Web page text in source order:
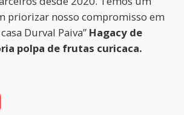
priorizar nosso compromisso em
Durval Paiva” Hagacy de
polpa de frutas curicaca.